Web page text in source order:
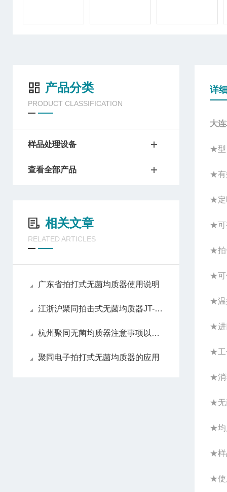
产品分类
PRODUCT CLASSIFICATION
样品处理设备
查看全部产品
相关文章
RELATED ARTICLES
广东省拍打式无菌均质器使用说明
江浙沪聚同拍击式无菌均质器JT-10介绍
杭州聚同无菌均质器注意事项以及要处理的方法
聚同电子拍打式无菌均质器的应用
详
大
★型
★有
★定
★可
★拍
★可
★温
★进
★工
★消
★无
★均
★样
★使